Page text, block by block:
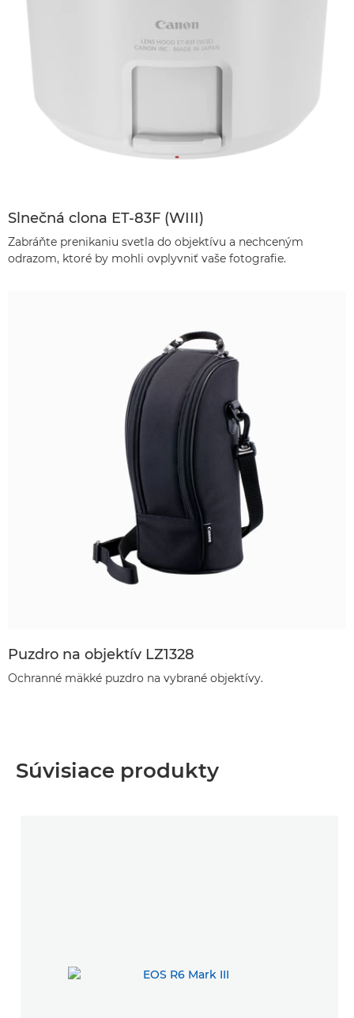
Slnečná clona ET-83F (WIII)
Zabráňte prenikaniu svetla do objektívu a nechceným
odrazom, ktoré by mohli ovplyvniť vaše fotografie.
Puzdro na objektív LZ1328
Ochranné mäkké puzdro na vybrané objektívy.
Súvisiace produkty